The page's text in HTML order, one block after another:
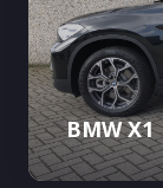
BMW X1